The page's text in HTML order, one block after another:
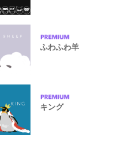
ふわふわ羊
キング